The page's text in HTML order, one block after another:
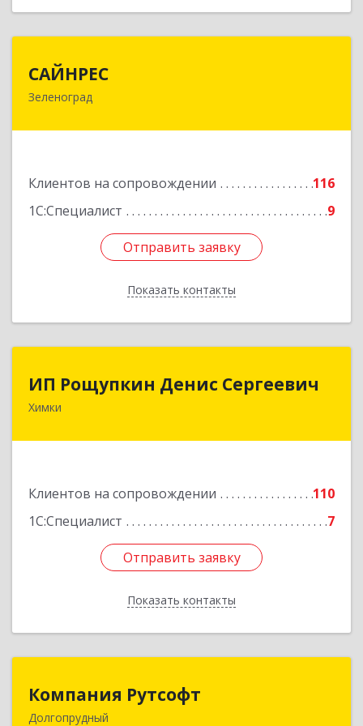
САЙНРЕС
Зеленоград
Клиентов на сопровождении
116
1С:Специалист
9
Отправить заявку
Показать контакты
124365, Москва г, Зеленоград г, корпус 2307А,
Отправить заявку
Назад
ИП Рощупкин Денис Сергеевич
Химки
Клиентов на сопровождении
110
1С:Специалист
7
Отправить заявку
Показать контакты
141402, Московская обл, г.о. Химки, Химки г,
Отправить заявку
Назад
Компания Рутсофт
Долгопрудный
Компания Рутсофт
141700, Московская обл, Долгопрудный г,